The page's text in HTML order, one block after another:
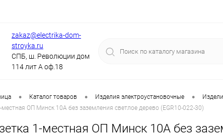
zakaz@electrika-dom-
stroyka.ru
СПБ, ш. Революции дом
114 лит А оф.18
• Каталог товаров • Изделия электроустановочные •
местная ОП Минск 10А без заземления светлое дерево (EGR10-022-30)
1-местная ОП Минск 10А без